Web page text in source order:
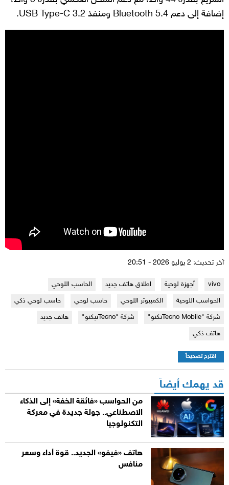
إضافة إلى دعم Bluetooth 5.4 ومنفذ USB Type-C 3.2.
آخر تحديث: 2 يوليو 2026 - 20:51
vivo أجهزة لوحية اطلاق هاتف جديد
الحاسب اللوحي
الحواسب اللوحية
الكمبيوتر اللوحي حاسب لوحي
حاسب لوحي ذكي
شركة "Tecno Mobileتكنو"
شركة "Tecnoتيكنو"
هاتف جديد
هاتف ذكي
اقترح تصحيحاً
قد يهمك أيضاً
من الحواسب «فائقة الخفة» إلى الذكاء
الاصطناعي.. جولة جديدة في معركة
التكنولوجيا
هاتف «فيفو» الجديد.. قوة أداء وسعر
منافس